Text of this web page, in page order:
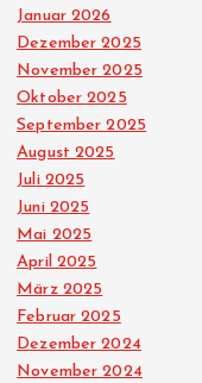
Januar 2026
Dezember 2025
November 2025
Oktober 2025
September 2025
August 2025
Juli 2025
Juni 2025
Mai 2025
April 2025
März 2025
Februar 2025
Dezember 2024
November 2024